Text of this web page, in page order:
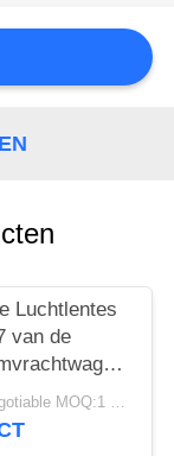
Luchtlentes
van de
de Auto
Price is Negotiable MOQ:1 PC